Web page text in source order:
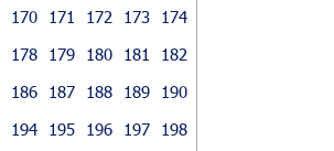
170 171 172 173
174
178 179 180 181
182
186 187 188 189
190
194 195 196 197
198